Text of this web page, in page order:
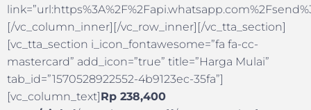
[/vc_column_inner][/vc_row_inner][/vc_tta_section]
[vc_tta_section i_icon_fontawesome=”fa fa-cc-
mastercard” add_icon=”true” title=”Harga Mulai”
tab_id=”1570528922552-4b9123ec-35fa”]
[vc_column_text]Rp 238,400